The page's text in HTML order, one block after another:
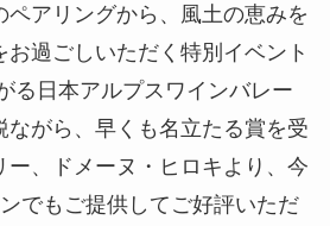
ペアリングから、風土の恵みを
過ごしいただく特別イベント
る日本アルプスワインバレー
ながら、早くも名立たる賞を受
ー、ドメーヌ・ヒロキより、今
でもご提供してご好評いただ